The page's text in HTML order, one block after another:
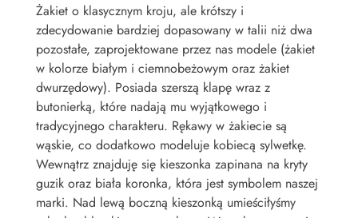
Żakiet o klasycznym kroju, ale krótszy i
zdecydowanie bardziej dopasowany w talii niż dwa
pozostałe, zaprojektowane przez nas modele (żakiet
w kolorze białym i ciemnobeżowym oraz żakiet
dwurzędowy). Posiada szerszą klapę wraz z
butonierką, które nadają mu wyjątkowego i
tradycyjnego charakteru. Rękawy w żakiecie są
wąskie, co dodatkowo modeluje kobiecą sylwetkę.
Wewnątrz znajduję się kieszonka zapinana na kryty
guzik oraz biała koronka, która jest symbolem naszej
marki. Nad lewą boczną kieszonką umieściłyśmy